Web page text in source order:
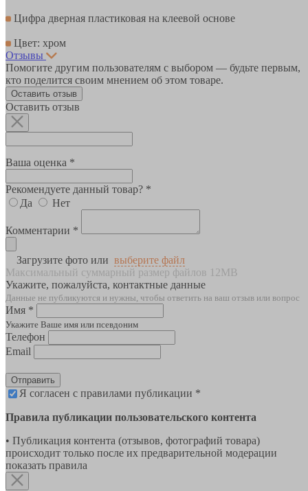
Цифра дверная пластиковая на клеевой основе
Цвет: хром
Отзывы
Помогите другим пользователям с выбором — будьте первым,
кто поделится своим мнением об этом товаре.
Оставить отзыв
Оставить отзыв
Ваша оценка *
Рекомендуете данный товар? *
Да
Нет
Комментарии *
Загрузите фото или выберите файл
Максимальный суммарный размер файлов 12MB
Укажите, пожалуйста, контактные данные
Данные не публикуются и нужны, чтобы ответить на ваш отзыв или вопрос
Имя *
Укажите Ваше имя или псевдоним
Телефон
Email
Отправить
Я согласен с правилами публикации *
Правила публикации пользовательского контента
• Публикация контента (отзывов, фотографий товара)
происходит только после их предварительной модерации
показать правила